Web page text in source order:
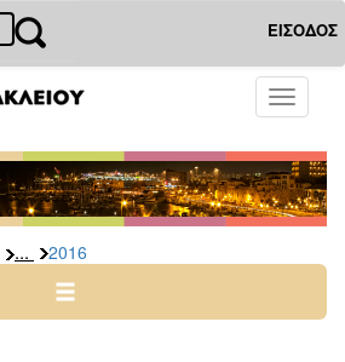
ΕΙΣΟΔΟΣ
Toggle
... 2016